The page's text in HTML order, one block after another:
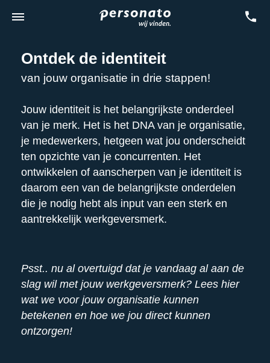
Ontdek de identiteit
van jouw organisatie in drie stappen!
Jouw identiteit is het belangrijkste onderdeel
van je merk. Het is het DNA van je organisatie,
je medewerkers, hetgeen wat jou onderscheidt
ten opzichte van je concurrenten. Het
ontwikkelen of aanscherpen van je identiteit is
daarom een van de belangrijkste onderdelen
die je nodig hebt als input van een sterk en
aantrekkelijk werkgeversmerk.
Psst.. nu al overtuigd dat je vandaag al aan de
slag wil met jouw werkgeversmerk? Lees hier
wat we voor jouw organisatie kunnen
betekenen en hoe we jou direct kunnen
ontzorgen!